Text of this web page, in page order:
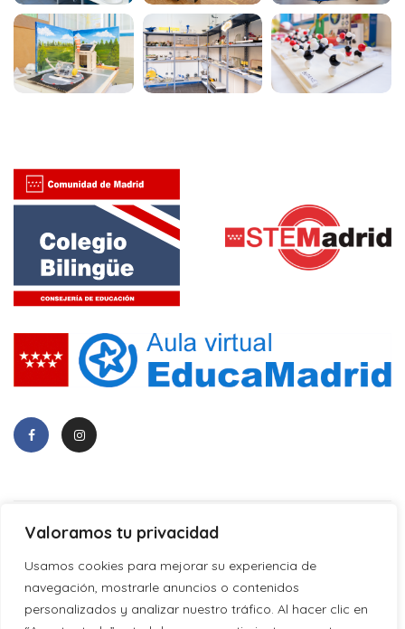
Valoramos tu privacidad
Usamos cookies para mejorar su experiencia de
navegación, mostrarle anuncios o contenidos
personalizados y analizar nuestro tráfico. Al hacer clic en
© 2024 –CEIP Pío Baroja.